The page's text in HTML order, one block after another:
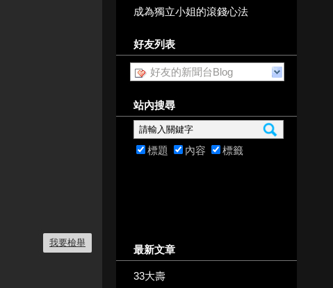
我要檢舉
成為獨立小姐的滾錢心法
好友列表
好友的新聞台Blog
站內搜尋
標題 內容 標籤
最新文章
33大壽